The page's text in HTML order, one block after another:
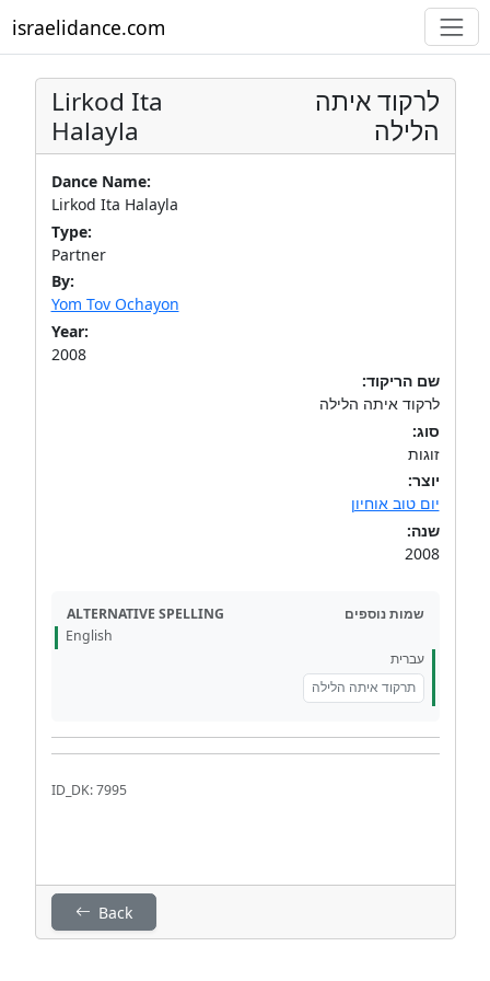
israelidance.com
Lirkod Ita
Halayla
לרקוד איתה
הלילה
Dance Name:
Lirkod Ita Halayla
Type:
Partner
By:
Yom Tov Ochayon
Year:
2008
שם הריקוד:
לרקוד איתה הלילה
סוג:
זוגות
יוצר:
יום טוב אוחיון
שנה:
2008
ALTERNATIVE SPELLING
שמות נוספים
English
עברית
תרקוד איתה הלילה
ID_DK: 7995
Back